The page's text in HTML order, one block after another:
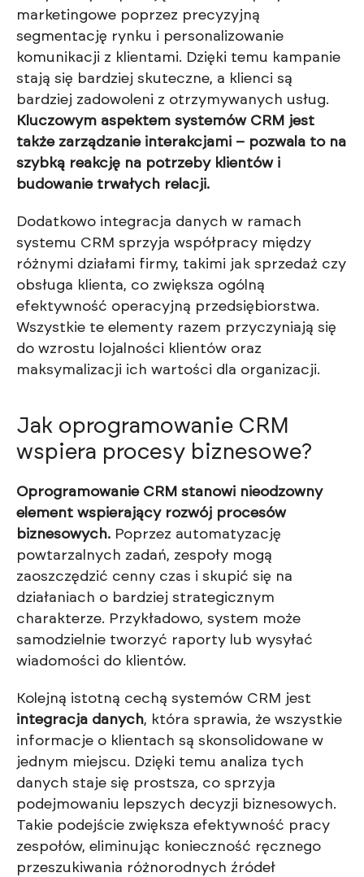
marketingowe poprzez precyzyjną
segmentację rynku i personalizowanie
komunikacji z klientami. Dzięki temu kampanie
stają się bardziej skuteczne, a klienci są
bardziej zadowoleni z otrzymywanych usług.
Kluczowym aspektem systemów CRM jest
także zarządzanie interakcjami – pozwala to na
szybką reakcję na potrzeby klientów i
budowanie trwałych relacji.
Dodatkowo integracja danych w ramach
systemu CRM sprzyja współpracy między
różnymi działami firmy, takimi jak sprzedaż czy
obsługa klienta, co zwiększa ogólną
efektywność operacyjną przedsiębiorstwa.
Wszystkie te elementy razem przyczyniają się
do wzrostu lojalności klientów oraz
maksymalizacji ich wartości dla organizacji.
Jak oprogramowanie CRM
wspiera procesy biznesowe?
Oprogramowanie CRM stanowi nieodzowny
element wspierający rozwój procesów
biznesowych. Poprzez automatyzację
powtarzalnych zadań, zespoły mogą
zaoszczędzić cenny czas i skupić się na
działaniach o bardziej strategicznym
charakterze. Przykładowo, system może
samodzielnie tworzyć raporty lub wysyłać
wiadomości do klientów.
Kolejną istotną cechą systemów CRM jest
integracja danych, która sprawia, że wszystkie
informacje o klientach są skonsolidowane w
jednym miejscu. Dzięki temu analiza tych
danych staje się prostsza, co sprzyja
podejmowaniu lepszych decyzji biznesowych.
Takie podejście zwiększa efektywność pracy
zespołów, eliminując konieczność ręcznego
przeszukiwania różnorodnych źródeł